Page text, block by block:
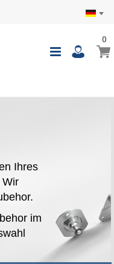
00
Ihres
Wir
im